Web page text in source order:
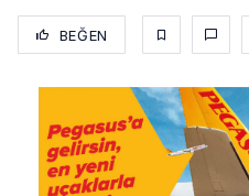
BEĞEN